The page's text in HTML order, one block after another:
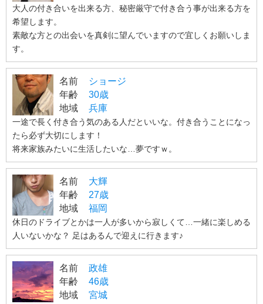
大人の付き合いを出来る方、秘密厳守で付き合う事が出来る方を
希望します。
素敵な方との出会いを真剣に望んでいますので宜しくお願いしま
す。
名前
ショージ
年齢
30歳
地域
兵庫
一途で長く付き合う気のある人だといいな。付き合うことになっ
たら必ず大切にします！
将来家族みたいに生活したいな…夢ですｗ。
名前
大輝
年齢
27歳
地域
福岡
休日のドライブとかは一人が多いから寂しくて…一緒に楽しめる
人いないかな？ 足はあるんで迎えに行きます♪
名前
政雄
年齢
46歳
地域
宮城